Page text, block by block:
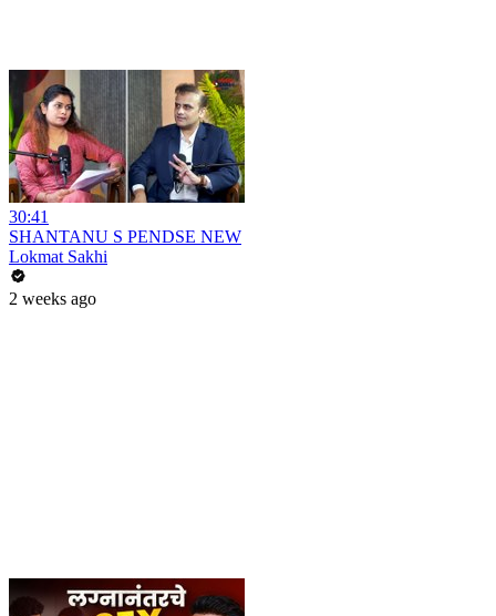
30:41
SHANTANU S PENDSE NEW
Lokmat Sakhi
2 weeks ago